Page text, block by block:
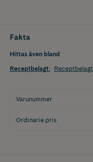
Fakta
Hittas även bland
Receptbelagt: Receptbelagt
Varunummer
Ordinarie pris